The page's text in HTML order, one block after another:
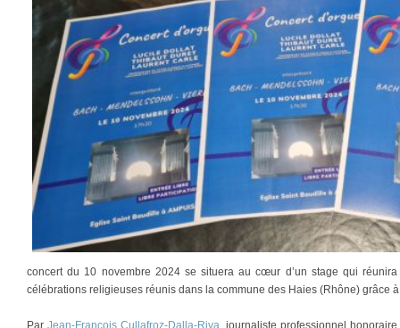
concert du 10 novembre 2024 se situera au cœur d’un stage qui
célébrations religieuses réunis dans la commune des Haies (Rhône) grâce
Par Jean-François Cullafroz-Dalla-Riva , journaliste professionnel